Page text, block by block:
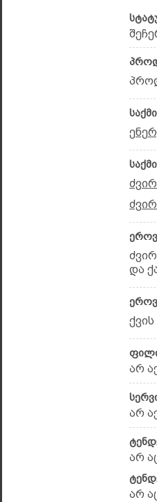
და
არ
არ
არ
არ